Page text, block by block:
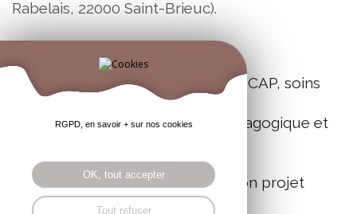
Rabelais, 22000 Saint-Brieuc).
Présentation des formations CAP, soins
corps, onglerie
Rencontre avec l'équipe pédagogique et
Visite de l'établissement
Conseils personnalisés sur ton projet
professionnel
RGPD, en savoir + sur nos cookies
OK, tout accepter
Tout refuser